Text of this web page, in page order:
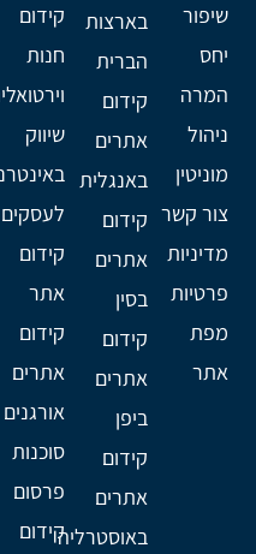
שיפור
יחס
המרה
ניהול
מוניטין
צור קשר
מדיניות
פרטיות
מפת
אתר
בארצות
הברית
קידום
אתרים
באנגלית
קידום
אתרים
בסין
קידום
אתרים
ביפן
קידום
אתרים
באוסטרליה
קידום
חנות
שיווק
לעסקים
קידום
אתר
קידום
אתרים
אורגנים
סוכנות
פרסום
קידום